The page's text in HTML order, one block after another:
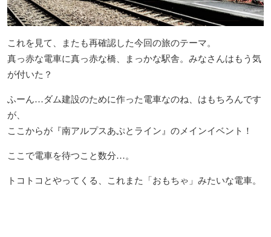
これを見て、またも再確認した今回の旅のテーマ。
真っ赤な電車に真っ赤な橋、まっかな駅舎。みなさんはもう気
が付いた？
ふーん…ダム建設のために作った電車なのね、はもちろんです
が、
ここからが『南アルプスあぷとライン』のメインイベント！
ここで電車を待つこと数分…。
トコトコとやってくる、これまた「おもちゃ」みたいな電車。